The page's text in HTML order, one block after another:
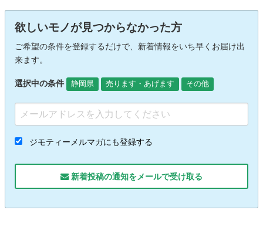
欲しいモノが見つからなかった方
ご希望の条件を登録するだけで、新着情報をいち早くお届け出
来ます。
選択中の条件 静岡県 売ります・あげます その他
ジモティーメルマガにも登録する
新着投稿の通知をメールで受け取る